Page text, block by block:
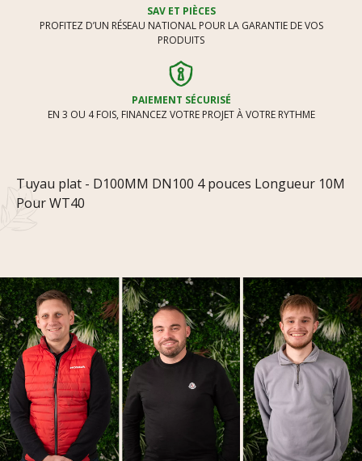
SAV ET PIÈCES
PROFITEZ D’UN RÉSEAU NATIONAL POUR LA GARANTIE DE VOS
PRODUITS
PAIEMENT SÉCURISÉ
EN 3 OU 4 FOIS, FINANCEZ VOTRE PROJET À VOTRE RYTHME
Tuyau plat - D100MM DN100 4 pouces Longueur 10M
Pour WT40